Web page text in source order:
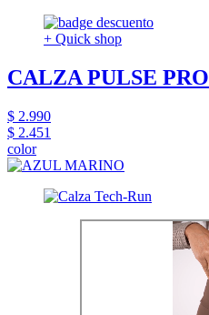
+ Quick shop
CALZA PULSE PRO
$ 2.990
$ 2.451
color